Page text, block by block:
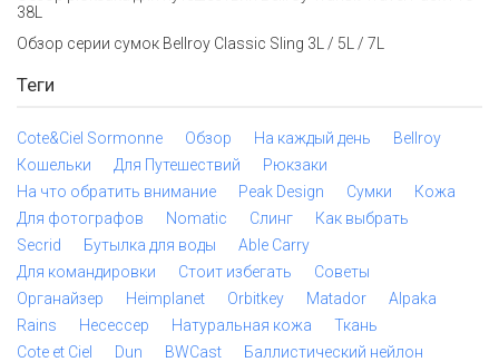
38L
Обзор серии сумок Bellroy Classic Sling 3L / 5L / 7L
Теги
Cote&Ciel Sormonne Обзор На каждый день
Bellroy
Кошельки
Для Путешествий
Рюкзаки
На что обратить внимание
Peak Design Сумки
Кожа
Для фотографов
Nomatic Слинг
Как выбрать
Secrid
Бутылка для воды
Able Carry
Для командировки
Стоит избегать
Советы
Органайзер
Heimplanet Orbitkey Matador
Alpaka
Rains
Несессер Натуральная кожа
Ткань
Cote et Ciel
Dun BWCast
Баллистический нейлон